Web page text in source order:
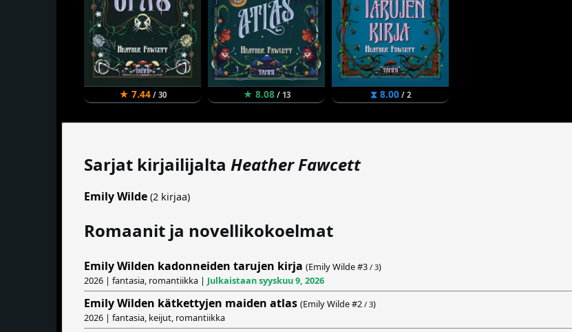
★ 7.44/ 30 ★ 8.08/ 13 ⧗ 8.00/ 2
Sarjat kirjailijalta Heather Fawcett
Emily Wilde (2 kirjaa)
Romaanit ja novellikokoelmat
Emily Wilden kadonneiden tarujen kirja (Emily Wilde #3 / 3)
2026 | fantasia, romantiikka | Julkaistaan syyskuu 9, 2026
Emily Wilden kätkettyjen maiden atlas (Emily Wilde #2 / 3)
2026 | fantasia, keijut, romantiikka